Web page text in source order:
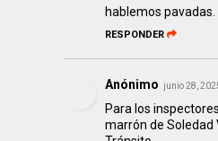
hablemos pavadas.
RESPONDER
Anónimo junio 28,
Para los
marrón de Soledad